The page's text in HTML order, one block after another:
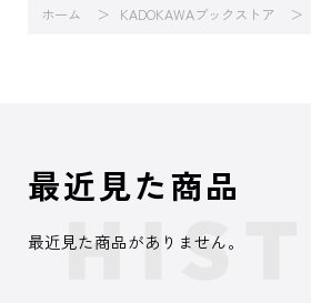
ホーム KADOKAWAブックストア
最近見た商品
最近見た商品がありません。